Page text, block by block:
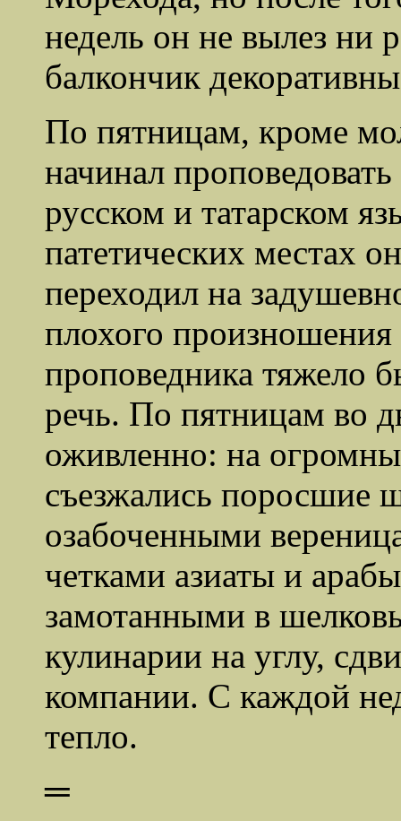
недель он не вылез ни
балкончик
По пятницам, кроме
начинал
русском и татарском
патетических местах
переходил на
плохого
проповедника тяжело
речь. По пятницам во
оживленно: на
съезжались поросшие
озабоченными
четками азиаты и
замотанными в
кулинарии на углу,
компании. С каждой
тепло.
═